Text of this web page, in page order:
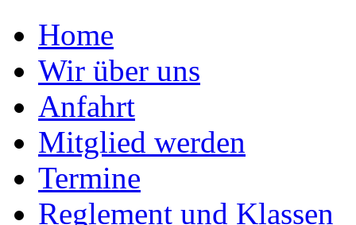
Home
Wir über uns
Anfahrt
Mitglied werden
Termine
Reglement und Klassen